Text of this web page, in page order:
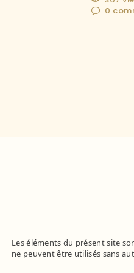
0
Les éléments du présent site
ne peuvent être utilisés sans